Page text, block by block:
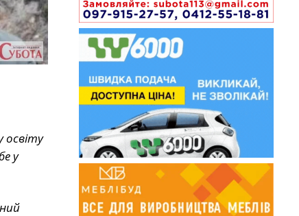
освіту
у